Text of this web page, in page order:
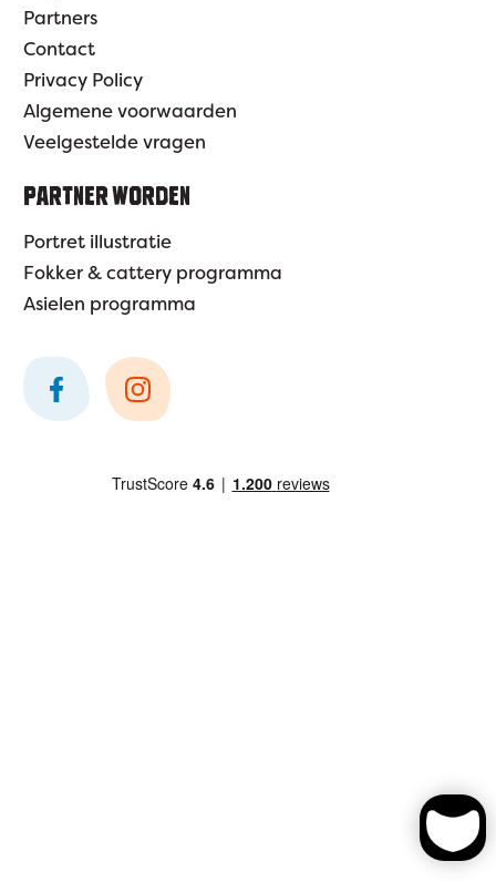
Partners
Contact
Privacy Policy
Algemene voorwaarden
Veelgestelde vragen
PARTNER WORDEN
Portret illustratie
Fokker & cattery programma
Asielen programma